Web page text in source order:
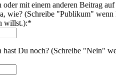
mit einem anderen Beitrag auf
wie? (Schreibe "Publikum" wenn
willst.):*
Du noch? (Schreibe "Nein"